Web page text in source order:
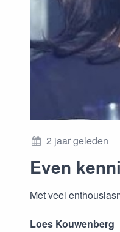
2 jaar geleden
Even
Met veel
Loes Kouwenberg